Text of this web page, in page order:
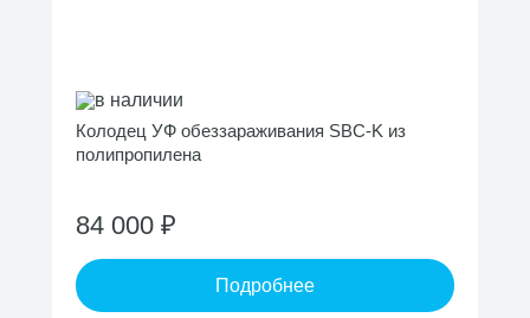
в наличии
Колодец УФ обеззараживания SBC-K из
полипропилена
84 000 ₽
Подробнее